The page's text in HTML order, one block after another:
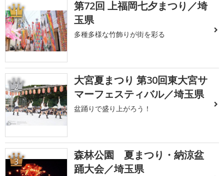
1
第72回 上福岡七夕まつり／埼
玉県
多種多様な竹飾りが街を彩る
2
大宮夏まつり 第30回東大宮サ
マーフェスティバル／埼玉県
盆踊りで盛り上がろう！
3
森林公園 夏まつり・納涼盆
踊大会／埼玉県